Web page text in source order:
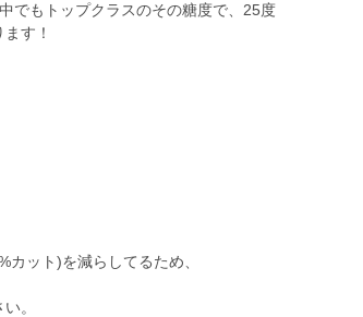
でもトップクラスのその糖度で、25度
す！
ット)を減らしてるため、
。